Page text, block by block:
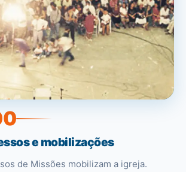
e mobilizações
de Missões mobilizam a igreja.